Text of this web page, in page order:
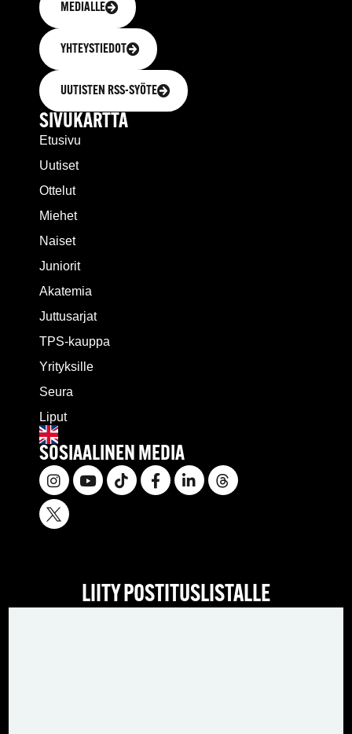
MEDIALLE
YHTEYSTIEDOT
UUTISTEN RSS-SYÖTE
SIVUKARTTA
Etusivu
Uutiset
Ottelut
Miehet
Naiset
Juniorit
Akatemia
Juttusarjat
TPS-kauppa
Yrityksille
Seura
Liput
SOSIAALINEN MEDIA
LIITY POSTITUSLISTALLE